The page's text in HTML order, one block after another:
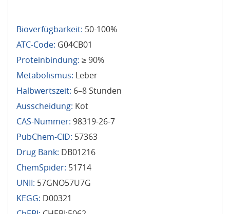
Bioverfügbarkeit: 50-100%
ATC-Code: G04CB01
Proteinbindung: ≥ 90%
Metabolismus: Leber
Halbwertszeit: 6–8 Stunden
Ausscheidung: Kot
CAS-Nummer: 98319-26-7
PubChem-CID: 57363
Drug Bank: DB01216
ChemSpider: 51714
UNII: 57GNO57U7G
KEGG: D00321